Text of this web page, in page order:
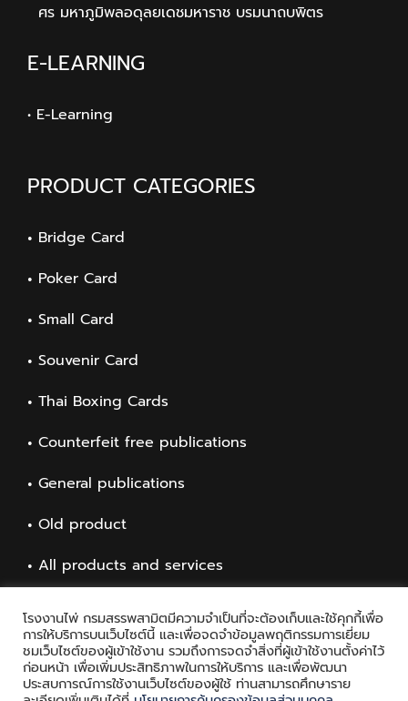
ศร มหาภูมิพลอดุลยเดชมหาราช บรมนาถบพิตร
E-LEARNING
• E-Learning
PRODUCT CATEGORIES
Bridge Card
Poker Card
Small Card
Souvenir Card
Thai Boxing Cards
Counterfeit free publications
General publications
Old product
All products and services
โรงงานไพ่ กรมสรรพสามิตมีความจำเป็นที่จะต้องเก็บและใช้คุกกี้เพื่อ
การให้บริการบนเว็บไซต์นี้ และเพื่อจดจำข้อมูลพฤติกรรมการเยี่ยม
ชมเว็บไซต์ของผู้เข้าใช้งาน รวมถึงการจดจำสิ่งที่ผู้เข้าใช้งานตั้งค่าไว้
ก่อนหน้า เพื่อเพิ่มประสิทธิภาพในการให้บริการ และเพื่อพัฒนา
ประสบการณ์การใช้งานเว็บไซต์ของผู้ใช้ ท่านสามารถศึกษาราย